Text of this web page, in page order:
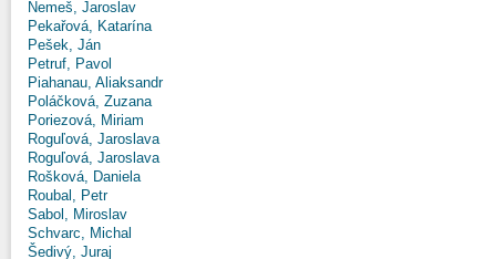
Nemeš, Jaroslav
Pekařová, Katarína
Pešek, Ján
Petruf, Pavol
Piahanau, Aliaksandr
Poláčková, Zuzana
Poriezová, Miriam
Roguľová, Jaroslava
Roguľová, Jaroslava
Rošková, Daniela
Roubal, Petr
Sabol, Miroslav
Schvarc, Michal
Šedivý, Juraj